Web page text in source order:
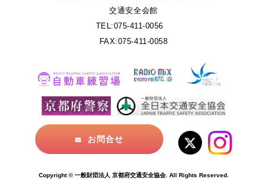
交通安全会館
TEL:075-411-0056
FAX:075-411-0058
お問合せ
Copyright © 一般財団法人 京都府交通安全協会. All Rights Reserved.